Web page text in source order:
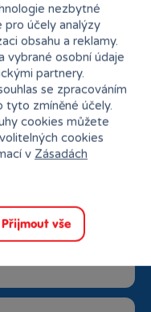
kamenných prodejen
na prodejně
zdarma
nezbytné
pro účely analýzy
obsahu a reklamy.
vybrané osobní údaje
partnery.
se zpracováním
tyto zmíněné účely.
cookies můžete
cookies
v Zásadách
Přijmout vše